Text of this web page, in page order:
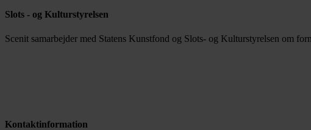
Slots - og Kulturstyrelsen
Scenit samarbejder med Statens Kunstfond og Slots- og Kulturstyrelsen om
Kontaktinformation